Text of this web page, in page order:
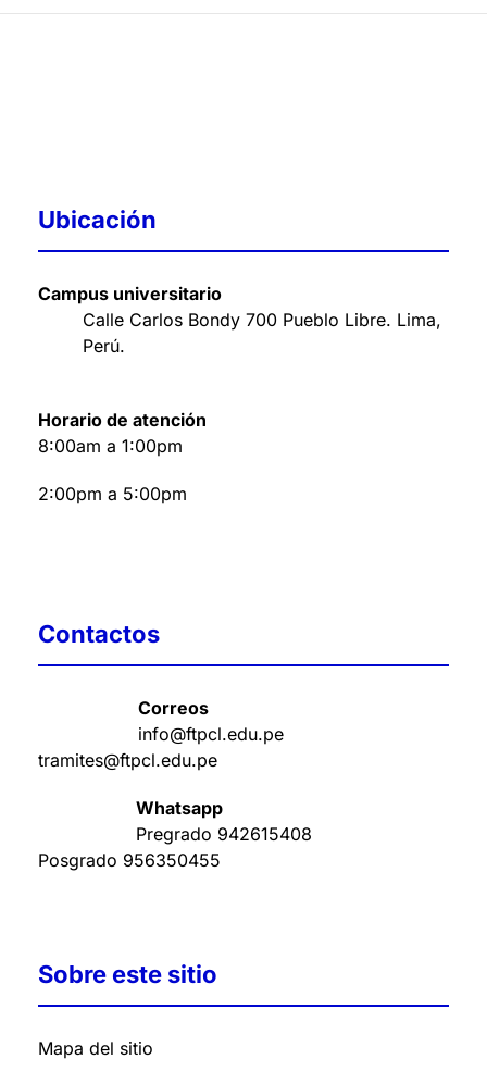
Ubicación
Campus universitario
Calle Carlos Bondy 700 Pueblo Libre. Lima,
Perú.
Horario de atención
8:00am a 1:00pm
2:00pm a 5:00pm
Contactos
Correos
info@ftpcl.edu.pe
tramites@ftpcl.edu.pe
Whatsapp
Pregrado 942615408
Posgrado 956350455
Sobre este sitio
Mapa del sitio